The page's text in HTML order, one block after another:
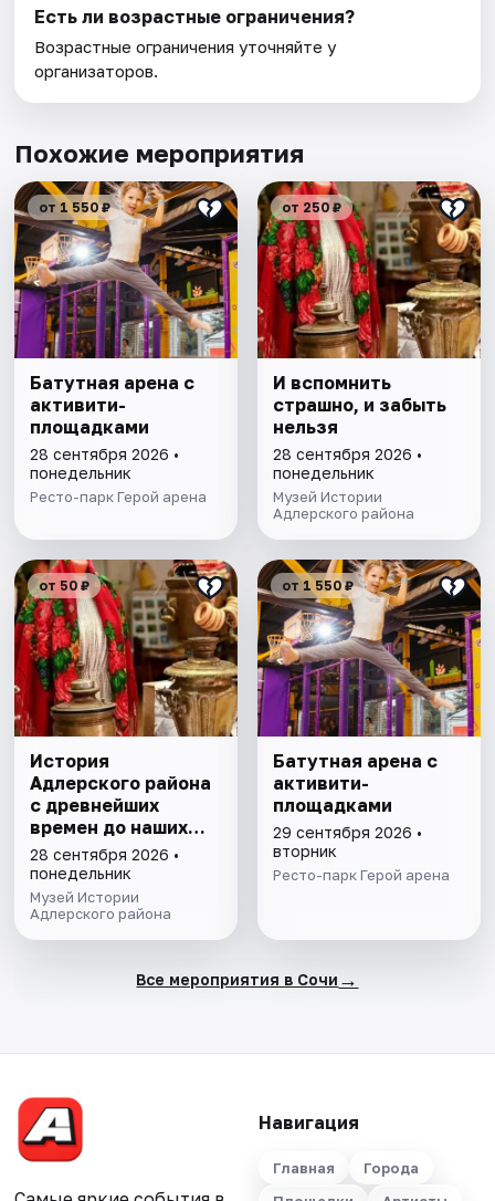
Есть ли возрастные ограничения?
Возрастные ограничения уточняйте у
организаторов.
Похожие мероприятия
от 1 550 ₽
Батутная арена с
активити-
площадками
28 сентября 2026 •
понедельник
Ресто-парк Герой арена
от 250 ₽
И вспомнить
страшно, и забыть
нельзя
28 сентября 2026 •
понедельник
Музей Истории
Адлерского района
от 50 ₽
История
Адлерского района
с древнейших
времен до наших
дней. Экскурсия
28 сентября 2026 •
понедельник
Музей Истории
Адлерского района
от 1 550 ₽
Батутная арена с
активити-
площадками
29 сентября 2026 •
вторник
Ресто-парк Герой арена
Все мероприятия в Сочи →
Навигация
Главная
Города